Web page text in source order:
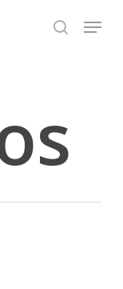
search
Menu